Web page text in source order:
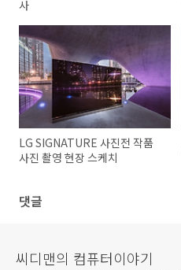
사
LG SIGNATURE 사진전 작품
사진 촬영 현장 스케치
댓글
씨디맨의 컴퓨터이야기